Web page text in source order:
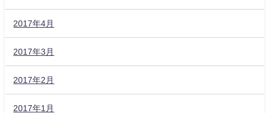
2017年4月
2017年3月
2017年2月
2017年1月